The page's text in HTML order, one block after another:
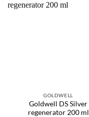
GOLDWELL
Goldwell DS Silver
regenerator 200 ml